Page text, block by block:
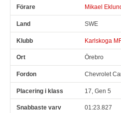
Mikael
SWE
Karlskoga
Örebro
Chevrolet
17, Gen 5
01:23.827